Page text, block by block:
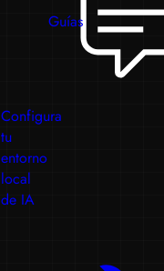
Guías
Configura
tu
entorno
local
de IA